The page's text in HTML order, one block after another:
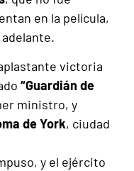
en la película,
victoria
“Guardián de
ministro, y
de York, ciudad
y el ejército